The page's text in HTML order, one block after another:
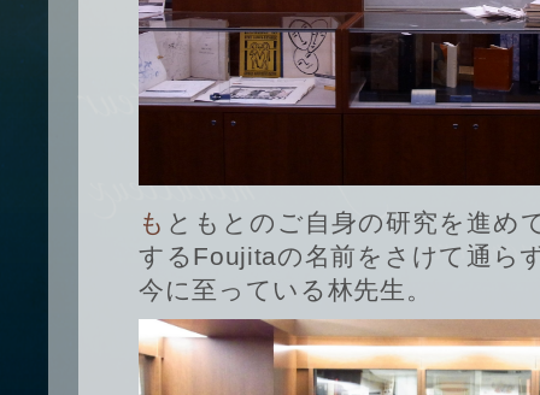
もともとのご自身の研究を進めていくうちに、常に浮上
するFoujitaの名前をさけて通ら
今に至っている林先生。